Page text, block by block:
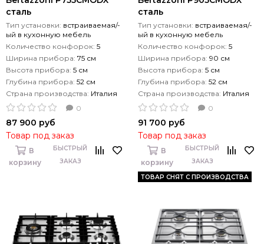
сталь
Тип установки: встраиваемая/-
ый в кухонную мебель
Количество конфорок: 5
Ширина прибора: 75 см
Высота прибора: 5 см
Глубина прибора: 52 см
Страна производства: Италия
0
87 900 руб
Товар под заказ
В
корзину
БЫСТРЫЙ
ЗАКАЗ
сталь
Тип установки: встраиваемая/-
ый в кухонную мебель
Количество конфорок: 5
Ширина прибора: 90 см
Высота прибора: 5 см
Глубина прибора: 52 см
Страна производства: Италия
0
91 700 руб
Товар под заказ
В
корзину
БЫСТРЫЙ
ЗАКАЗ
ТОВАР СНЯТ С ПРОИЗВОДСТВА